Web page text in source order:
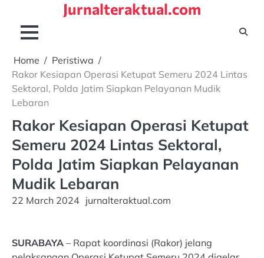
content
Jurnalteraktual.com
Home
Peristiwa
Rakor Kesiapan Operasi Ketupat Semeru 2024 Lintas
Sektoral, Polda Jatim Siapkan Pelayanan Mudik
Lebaran
Rakor Kesiapan Operasi Ketupat
Semeru 2024 Lintas Sektoral,
Polda Jatim Siapkan Pelayanan
Mudik Lebaran
22 March 2024 jurnalteraktual.com
SURABAYA – Rapat koordinasi (Rakor) jelang